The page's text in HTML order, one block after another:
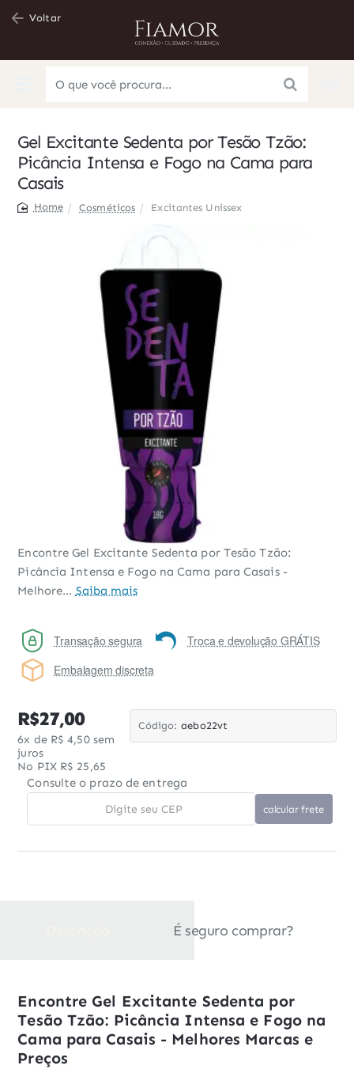
Voltar
procura...
Gel Excitante Sedenta por Tesão Tzão:
Picância Intensa e Fogo na Cama para
Casais
Cosméticos Excitantes Unissex
Encontre Gel Excitante Sedenta por Tesão Tzão:
Picância Intensa e Fogo na Cama para Casais -
Melhore... Saiba mais
Transação segura
Troca e devolução GRÁTIS
Embalagem discreta
R$27,00
6x de R$ 4,50 sem
juros
No PIX R$ 25,65
Código: aebo22vt
Consulte o prazo de entrega
É seguro comprar?
Encontre Gel Excitante Sedenta por
Tesão Tzão: Picância Intensa e Fogo na
Cama para Casais - Melhores Marcas e
Preços